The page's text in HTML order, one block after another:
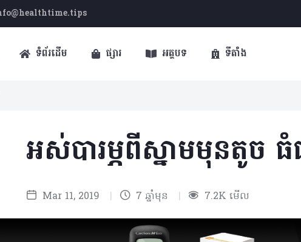
ទំព័រដើម ផ្សារ អត្ថបទ ទីតាំង
អស់បារម្ភពីស្នាមមុនតូច ធំ
Mar 11, 2019 | 7 ឆ្នាំមុន | 7.2K មើល